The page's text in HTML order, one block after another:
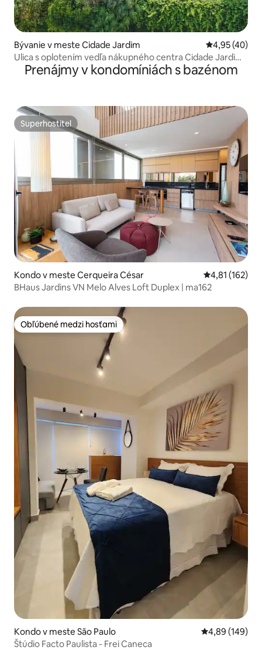
Bývanie v meste Cidade Jardim Priemerné
4,95 (40)
Ulica s oplotením vedľa nákupného centra Cidade Jardim
a nemocnice Einstein
Prenájmy v kondomíniách s bazénom
Superhostiteľ
Superhostiteľ
Kondo v meste Cerqueira César Priemerné
4,81 (162)
BHaus Jardins VN Melo Alves Loft Duplex | ma162
Obľúbené medzi hosťami
Obľúbené medzi hosťami
Kondo v meste São Paulo Priemerné
4,89 (149)
Štúdio Facto Paulista - Frei Caneca